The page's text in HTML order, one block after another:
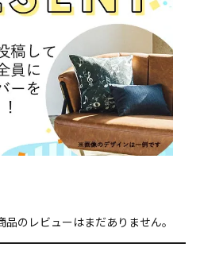
品のレビューはまだありません。